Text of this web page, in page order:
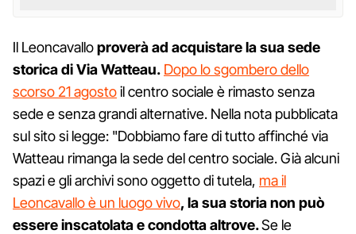
Il Leoncavalloproverà ad acquistare la sua sede
storica di Via Watteau. Dopo lo sgombero dello
scorso 21 agostoil centro sociale è rimasto senza
sede e senza grandi alternative. Nella nota pubblicata
sul sito si legge: "Dobbiamo fare di tutto affinché via
Watteau rimanga la sede del centro sociale. Già alcuni
spazi e gli archivi sono oggetto di tutela, ma il
Leoncavallo è un luogo vivo, la sua storia non può
essere inscatolata e condotta altrove.Se le